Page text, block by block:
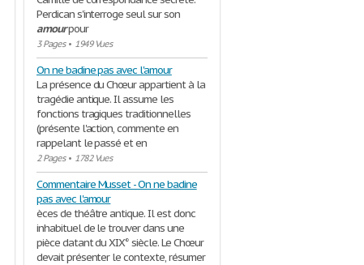
Perdican s'interroge seul sur son
amourpour
3 Pages• 1949 Vues
On ne badine pas avec l'amour
La présence du Chœur appartient à la
tragédie antique. Il assume les
fonctions tragiques traditionnelles
(présente l'action, commente en
rappelant le passé et en
2 Pages• 1782 Vues
Commentaire Musset - On ne badine
pas avec l'amour
èces de théâtre antique. Il est donc
inhabituel de le trouver dans une
pièce datant du XIX° siècle. Le Chœur
devait présenter le contexte, résumer